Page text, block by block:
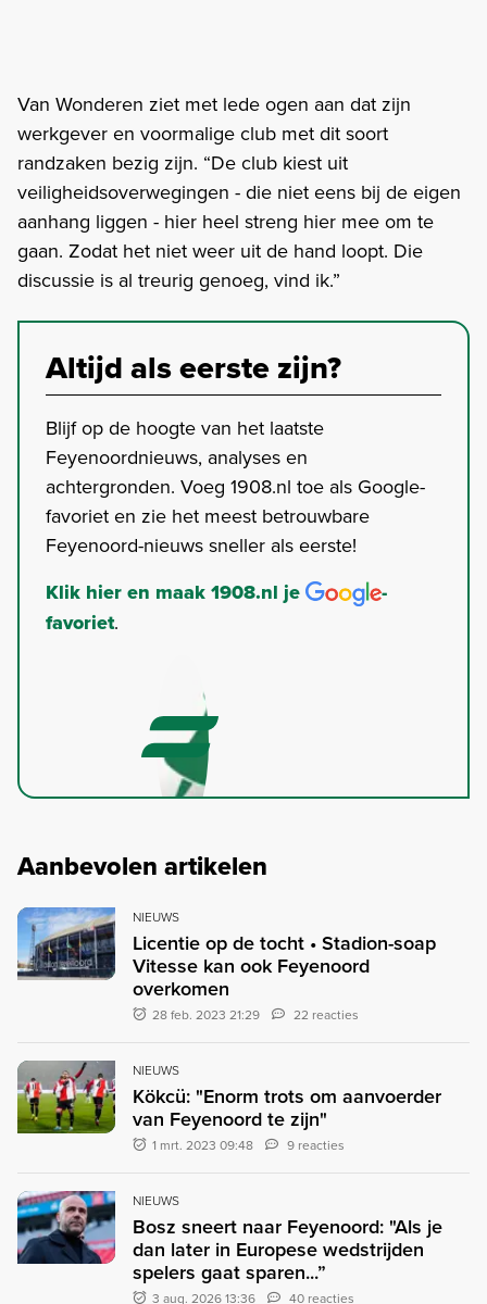
Van Wonderen ziet met lede ogen aan dat zijn
werkgever en voormalige club met dit soort
randzaken bezig zijn. “De club kiest uit
veiligheidsoverwegingen - die niet eens bij de eigen
aanhang liggen - hier heel streng hier mee om te
gaan. Zodat het niet weer uit de hand loopt. Die
discussie is al treurig genoeg, vind ik.”
Altijd als eerste zijn?
Blijf op de hoogte van het laatste
Feyenoordnieuws, analyses en
achtergronden. Voeg 1908.nl toe als Google-
favoriet en zie het meest betrouwbare
Feyenoord-nieuws sneller als eerste!
Klik hier en maak 1908.nl je
-
favoriet.
Aanbevolen artikelen
NIEUWS
Licentie op de tocht • Stadion-soap
Vitesse kan ook Feyenoord
overkomen
28 feb. 2023 21:29 22 reacties
NIEUWS
Kökcü: "Enorm trots om aanvoerder
van Feyenoord te zijn"
1 mrt. 2023 09:48 9 reacties
NIEUWS
Bosz sneert naar Feyenoord: "Als je
dan later in Europese wedstrijden
spelers gaat sparen...”
3 aug. 2026 13:36 40 reacties